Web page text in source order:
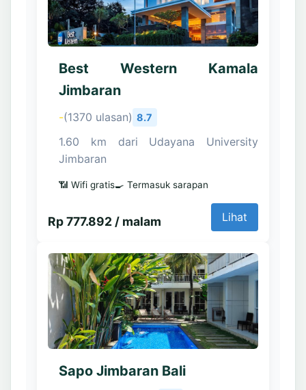
Best Western Kamala
Jimbaran
-(1370 ulasan) 8.7
1.60 km dari Udayana University
Jimbaran
📶 Wifi gratis🍳 Termasuk sarapan
Rp 777.892 / malam Lihat
Sapo Jimbaran Bali